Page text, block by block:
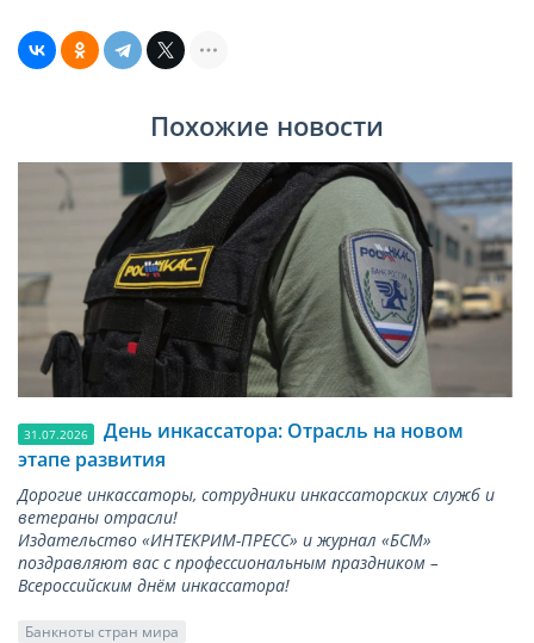
Похожие новости
31.07.2026
День инкассатора: Отрасль на новом
этапе развития
Дорогие инкассаторы, сотрудники инкассаторских служб и
ветераны отрасли!
Издательство «ИНТЕКРИМ-ПРЕСС» и журнал «БСМ»
поздравляют вас с профессиональным праздником –
Всероссийским днём инкассатора!
Банкноты стран мира